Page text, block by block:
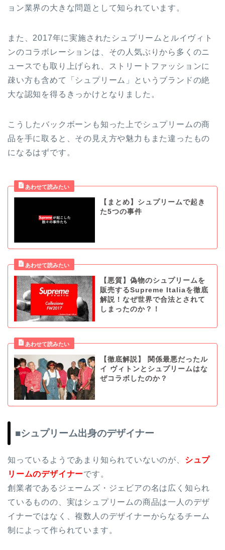
ョン業界の大きな問題として知られています。
また、2017年に実施されたシュプリームとルイヴィト
ンのコラボレーションは、その人気ぶりから多くのニ
ュースでも取り上げられ、ストリートファッションに
疎い方も含めて「シュプリーム」というブランドの絶
大な認知を得るきっかけとなりました。
こうしたバックボーンも知った上でシュプリームの商
品を手に取ると、その見え方や魅力もまた違ったもの
になるはずです。
【まとめ】シュプリームで起き
た5つの事件
【悪質】偽物のシュプリームを
販売するSupreme Italiaを徹底
解説！なぜ世界で合法とされて
しまったのか？！
【徹底解説】 関係最悪だったル
イ ヴィトンとシュプリームはな
ぜコラボしたのか？
■シュプリーム出身のデザイナー
知っているようであまり知られていないのが、 シュプ
リームのデザイナーです。
創業者であるジェームズ・ジェビアの名は広く知られ
ているものの、実はシュプリームの商品は一人のデザ
イナーではなく、複数人のデザイナーからなるチーム
制によって作られています。